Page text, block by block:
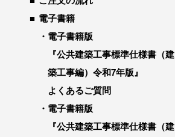
電子書籍
電子書籍版
『公共建築工事標準仕様書（建
築工事編）令和7年版』
よくあるご質問
電子書籍版
『公共建築工事標準仕様書（建